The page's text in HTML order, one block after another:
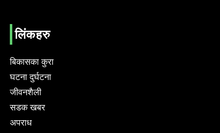
लिंकहरु
बिकासका कुरा
घटना दुर्घटना
जीवनशैली
सडक खबर
अपराध